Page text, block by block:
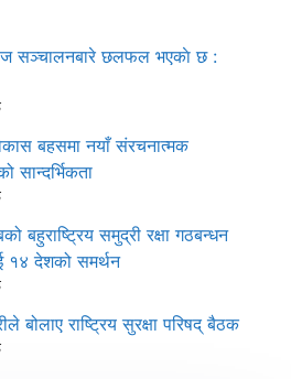
सञ्चालनबारे छलफल भएकाे छ :
बहसमा नयाँ संरचनात्मक
सान्दर्भिकता
बहुराष्ट्रिय समुद्री रक्षा गठबन्धन
१४ देशको समर्थन
बोलाए राष्ट्रिय सुरक्षा परिषद् बैठक